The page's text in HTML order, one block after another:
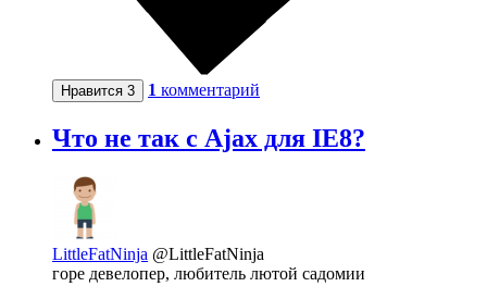
Нравится 3 1 комментарий
Что не так с Ajax для IE8?
LittleFatNinja @LittleFatNinja
горе девелопер, любитель лютой садомии